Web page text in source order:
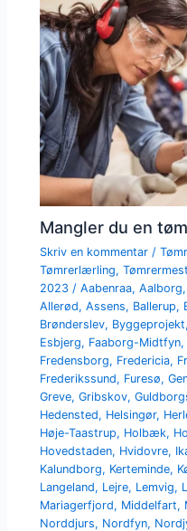
Mangler du en
Skriv en kommentar /
Tømrerlærling,
2023/Aabenraa,Aalborg
Allerød,Assens, Ballerup,
Brønderslev, Byggeprojekt,
Esbjerg, Faaborg-Midtfyn,
Fredensborg, Fredericia,
Frederikssund, Furesø,
Greve,Gribskov,
Hedensted, Helsingør,
Høje-Taastrup, Holbæk,
Hovedstaden, Hvidovre,
Kalundborg, Kerteminde,
Langeland, Lejre, Lemvig,
Mariagerfjord, Middelfart,
Norddjurs, Nordfyn,